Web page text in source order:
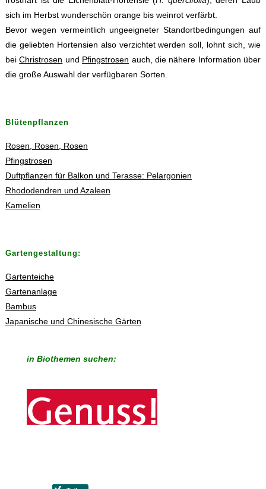
sich im Herbst wunderschön orange bis weinrot verfärbt.
Bevor wegen vermeintlich ungeeigneter Standortbedingungen auf
die geliebten Hortensien also verzichtet werden soll, lohnt sich, wie
beiChristrosen und Pfingstrosen auch, die nähere Information über
die große Auswahl der verfügbaren Sorten.
Blütenpflanzen
Rosen, Rosen, Rosen
Pfingstrosen
Duftpflanzen für Balkon und Terasse: Pelargonien
Rhododendren und Azaleen
Kamelien
Gartengestaltung:
Gartenteiche
Gartenanlage
Bambus
Japanische und Chinesische Gärten
in Biothemen suchen: